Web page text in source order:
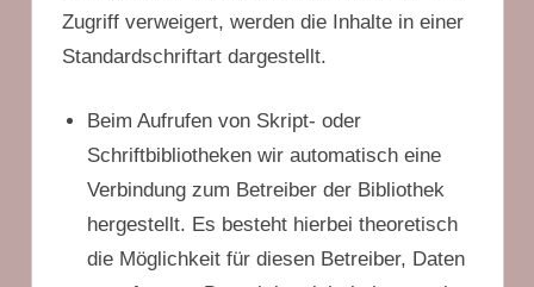
Zugriff verweigert, werden die Inhalte in einer
Standardschriftart dargestellt.
Beim Aufrufen von Skript- oder
Schriftbibliotheken wir automatisch eine
Verbindung zum Betreiber der Bibliothek
hergestellt. Es besteht hierbei theoretisch
die Möglichkeit für diesen Betreiber, Daten